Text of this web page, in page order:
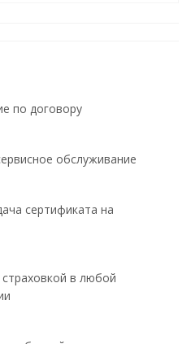
по договору
обслуживание
сертификата на
в любой